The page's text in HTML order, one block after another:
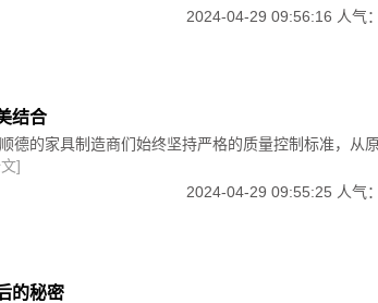
2024-04-29 09:56:16 人气
结合
德的家具制造商们始终坚持严格的质量控制标准，从
]
2024-04-29 09:55:25 人气
的秘密